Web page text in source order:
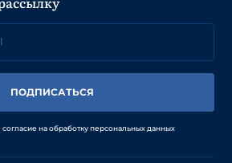
ПОДПИСАТЬСЯ
на обработку персональных данных